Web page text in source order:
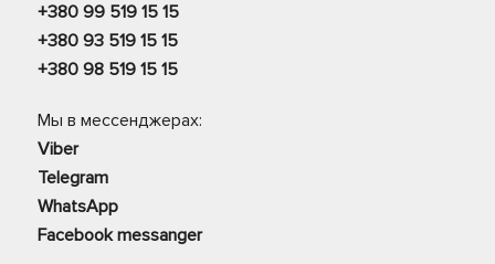
+380 99 519 15 15
+380 93 519 15 15
+380 98 519 15 15
Мы в мессенджерах:
Viber
Telegram
WhatsApp
Facebook messanger